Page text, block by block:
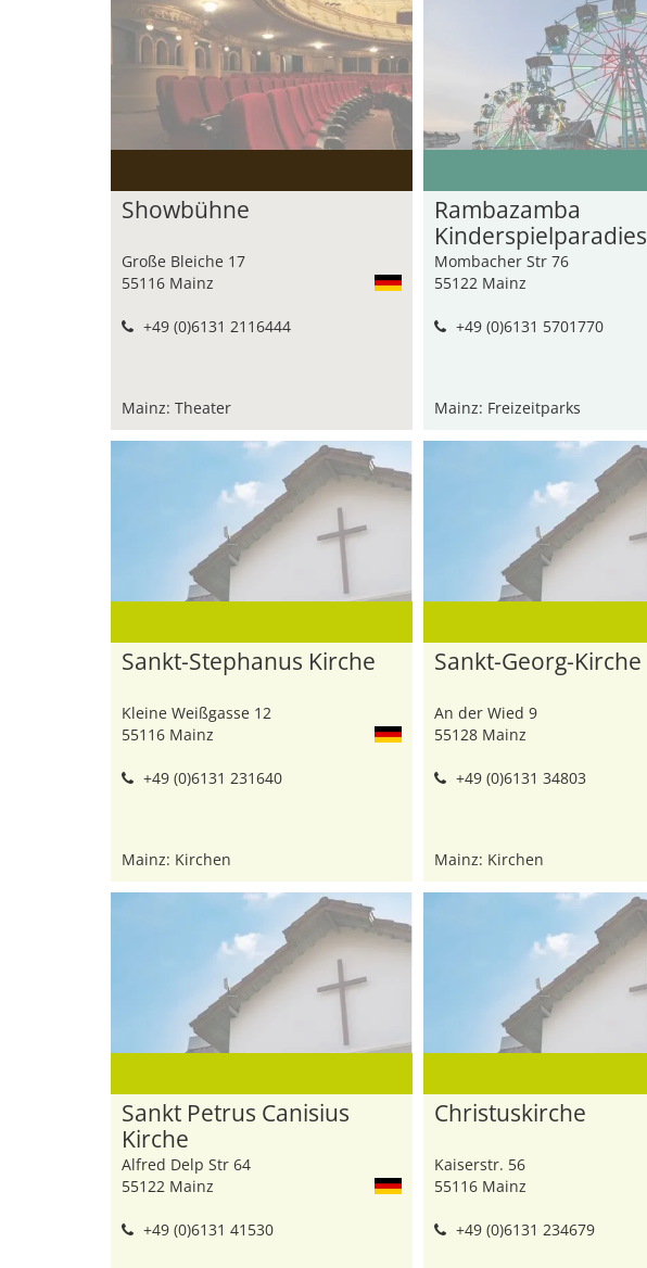
Showbühne
Große Bleiche 17
55116 Mainz
+49 (0)6131 2116444
Mainz: Theater
Rambazamba
Kinderspielparadies
Mombacher Str 76
55122 Mainz
+49 (0)6131 5701770
Mainz: Freizeitparks
Sankt-Stephanus Kirche
Kleine Weißgasse 12
55116 Mainz
+49 (0)6131 231640
Mainz: Kirchen
Sankt-Georg-Kirche
An der Wied 9
55128 Mainz
+49 (0)6131 34803
Mainz: Kirchen
Sankt Petrus Canisius
Kirche
Alfred Delp Str 64
55122 Mainz
+49 (0)6131 41530
Christuskirche
Kaiserstr. 56
55116 Mainz
+49 (0)6131 234679